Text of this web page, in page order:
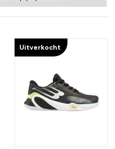
Uitverkocht